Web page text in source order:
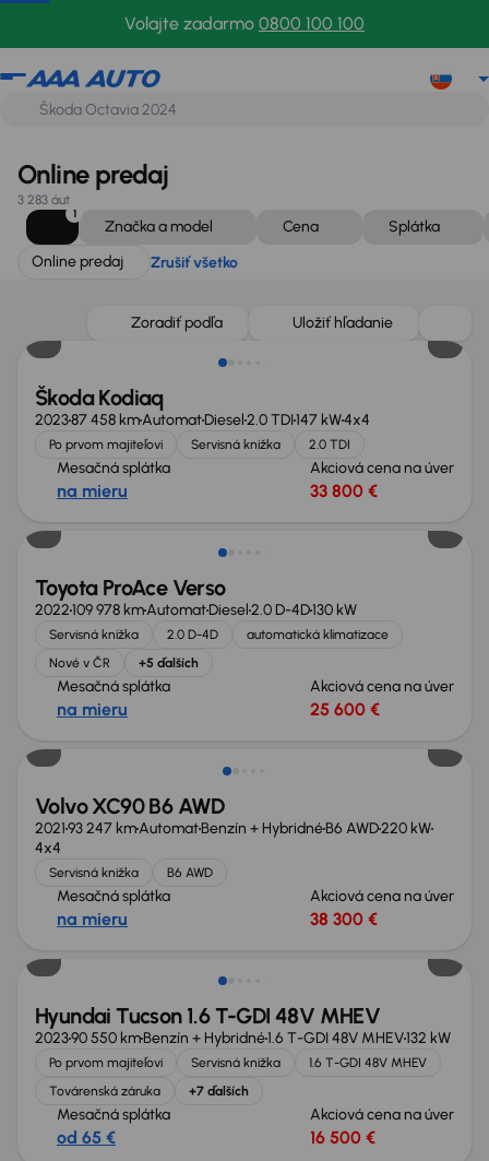
Volajte zadarmo 0800 100 100
Online predaj
Online predaj
3 283 áut
1
Značka a model Cena
Splátka
Online predaj
Zrušiť všetko
Zoradiť podľa Uložiť hľadanie
Možnosť odpočtu DPH
Škoda Kodiaq
202387 458 kmAutomatDiesel2.0 TDI147 kW4x4
Po prvom majiteľovi Servisná knižka 2.0 TDI
Mesačná splátka
na mieru
Akciová cena na úver
33 800 €
Zlacnené o 2 800 €
Toyota ProAce Verso
2022109 978 kmAutomatDiesel2.0 D-4D130 kW
Servisná knižka 2.0 D-4D
automatická klimatizace
Nové v ČR
+5 ďalších
Mesačná splátka
na mieru
Akciová cena na úver
25 600 €
Volvo XC90 B6 AWD
202193 247 kmAutomatBenzín + HybridnéB6 AWD220 kW
4x4
Servisná knižka B6 AWD
Mesačná splátka
na mieru
Akciová cena na úver
38 300 €
Možnosť odpočtu DPH
Hyundai Tucson 1.6 T-GDI 48V MHEV
202390 550 kmBenzín + Hybridné1.6 T-GDI 48V MHEV132 kW
Po prvom majiteľovi Servisná knižka
1.6 T-GDI 48V MHEV
Továrenská záruka
+7 ďalších
Mesačná splátka
od 65 €
Akciová cena na úver
16 500 €
Ušetríte 6 700 €